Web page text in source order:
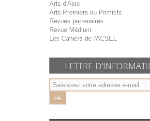
Arts d'Asie
Arts Premiers ou Primitifs
Revues partenaires
Revue Médium
Les Cahiers de l'ACSEL
LETTRE
ok